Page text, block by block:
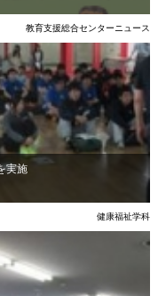
教育支援総合センターニュース
実施
健康福祉学科